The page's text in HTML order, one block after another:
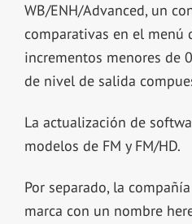
WB/ENH/Advanced, un
comparativas en el menú
incrementos menores de
de nivel de salida
La actualización de
modelos de FM y FM/HD.
Por separado, la
marca con un nombre